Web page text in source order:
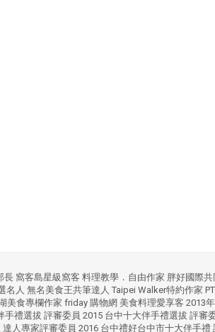
長 窩客島星級窩客 料理教學．自由作家 胖好國際共
名人 無名美食王共筆達人 Taipei Walker特約作家
美食專欄作家 friday 購物網 美食料理愛享客 2013
手禮選拔 評審委員 2015 台中十大伴手禮選拔 評審
人專家評審委員 2016 台中禮好台中市十大伴手禮